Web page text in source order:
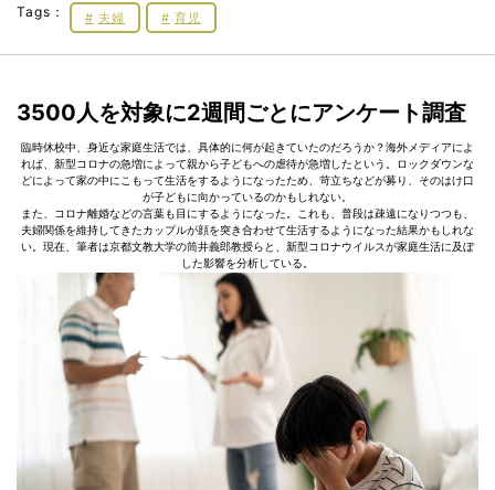
Tags：
夫婦 育児
3500人を対象に2週間ごとにアンケート調査
臨時休校中、身近な家庭生活では、具体的に何が起きていたのだろうか？海外メディアによ
れば、新型コロナの急増によって親から子どもへの虐待が急増したという。ロックダウンな
どによって家の中にこもって生活をするようになったため、苛立ちなどが募り、そのはけ口
が子どもに向かっているのかもしれない。
また、コロナ離婚などの言葉も目にするようになった。これも、普段は疎遠になりつつも、
夫婦関係を維持してきたカップルが顔を突き合わせて生活するようになった結果かもしれな
い。現在、筆者は京都文教大学の筒井義郎教授らと、新型コロナウイルスが家庭生活に及ぼ
した影響を分析している。